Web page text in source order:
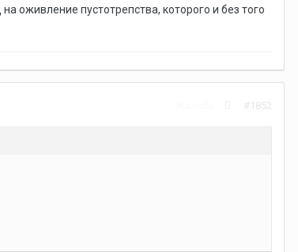
оживление пустотрепства, которого и без того
#1852